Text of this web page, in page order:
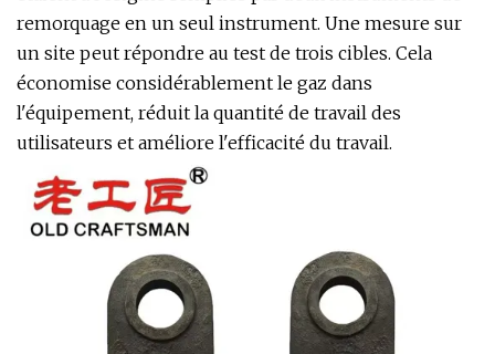
remorquage en un seul instrument. Une mesure sur
un site peut répondre au test de trois cibles. Cela
économise considérablement le gaz dans
l'équipement, réduit la quantité de travail des
utilisateurs et améliore l'efficacité du travail.